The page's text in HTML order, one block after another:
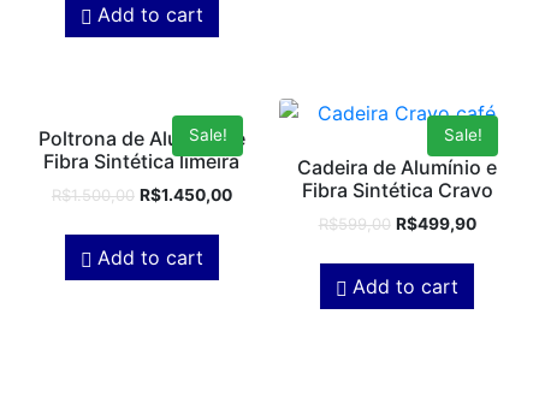
Add to cart
Sale!
Poltrona de Alumínio e
Fibra Sintética limeira
R$1.500,00 R$1.450,00
Add to cart
Sale!
Cadeira de Alumínio e
Fibra Sintética Cravo
R$599,00 R$499,90
Add to cart